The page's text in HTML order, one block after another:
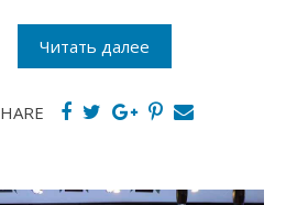
Читать далее